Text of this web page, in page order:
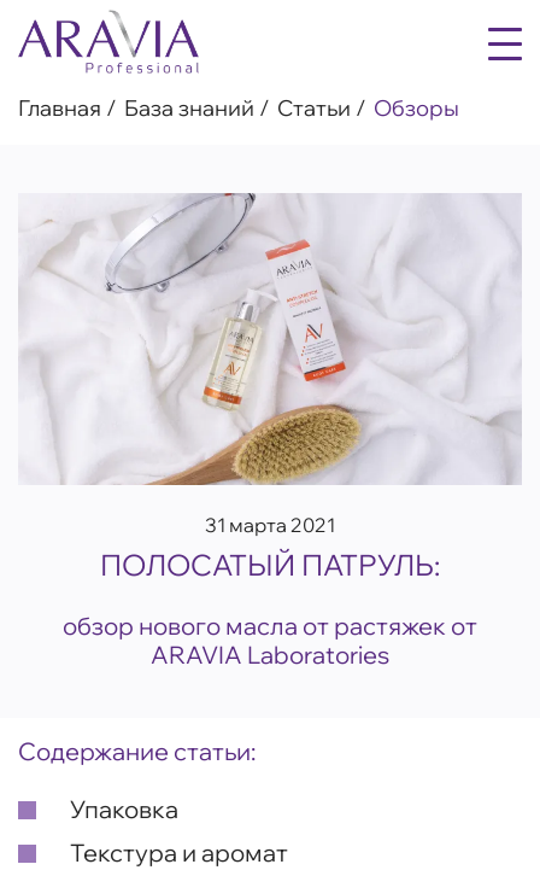
Главная База знаний Статьи Обзоры
31 марта 2021
ПОЛОСАТЫЙ ПАТРУЛЬ:
обзор нового масла от растяжек от
ARAVIA Laboratories
Содержание статьи:
Упаковка
Текстура и аромат